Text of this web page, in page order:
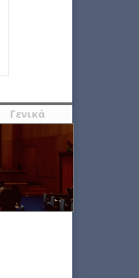
Γενικά